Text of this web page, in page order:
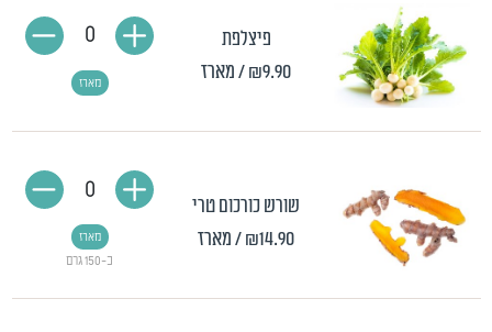
פיצלפת
₪9.90/ מארז מארז
0
שורש כורכום טרי
₪14.90/ מארז
כ-150 גרם
מארז
0